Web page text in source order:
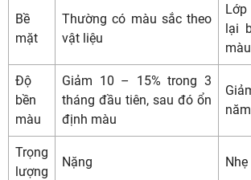
Bề
mặt
Thường có màu sắc theo
vật liệu
lại
Độ
bền
màu
Giảm 10 – 15% trong 3
tháng đầu tiên, sau đó ổn
định màu
Trọng
lượng
Nặng Nhẹ